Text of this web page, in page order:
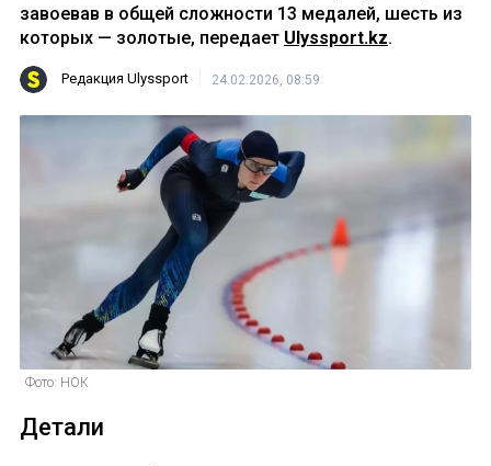
завоевав в общей сложности 13 медалей, шесть из
которых — золотые, передает Ulyssport.kz.
Редакция Ulyssport 24.02.2026, 08:59
Фото: НОК
Детали